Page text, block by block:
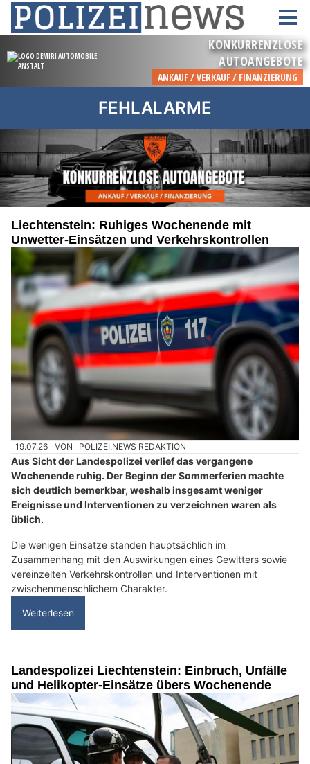
FEHLALARME
Liechtenstein: Ruhiges Wochenende mit
Unwetter-Einsätzen und Verkehrskontrollen
19.07.26 VON POLIZEI.NEWS REDAKTION
Aus Sicht der Landespolizei verlief das vergangene
Wochenende ruhig. Der Beginn der Sommerferien machte
sich deutlich bemerkbar, weshalb insgesamt weniger
Ereignisse und Interventionen zu verzeichnen waren als
üblich.
Die wenigen Einsätze standen hauptsächlich im
Zusammenhang mit den Auswirkungen eines Gewitters sowie
vereinzelten Verkehrskontrollen und Interventionen mit
zwischenmenschlichem Charakter.
Weiterlesen
Landespolizei Liechtenstein: Einbruch, Unfälle
und Helikopter-Einsätze übers Wochenende